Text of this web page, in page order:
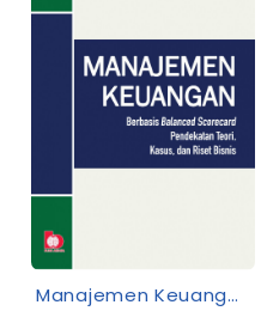
Manajemen Keuangan